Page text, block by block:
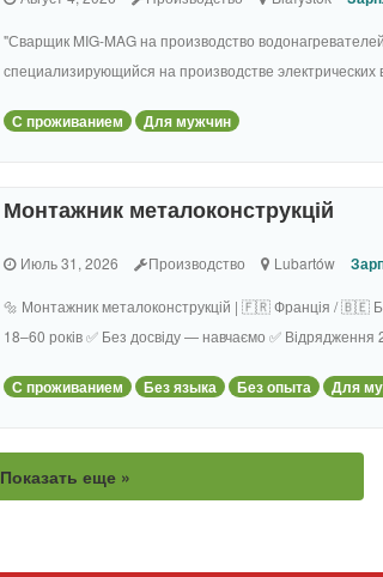
"Сварщик MIG-MAG на производство
специализирующийся на производстве
С проживанием Для мужчин
Монтажник металоконструкцій
Июль 31, 2026 Производство Lubartów
🔩 Монтажник металоконструкцій | 🇫🇷 Франція / 🇧🇪
18–60 років ✅ Без досвіду — навчаємо ✅ Відрядження
С проживанием Без языка Без опыта Для
Показать еще »